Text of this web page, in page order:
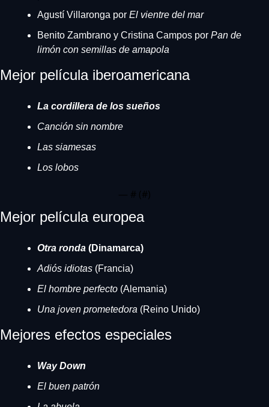
Agustí Villaronga por El vientre del mar
Benito Zambrano y Cristina Campos por Pan de
limón con semillas de amapola
Mejor película iberoamericana
La cordillera de los sueños
Canción sin nombre
Las siamesas
Los lobos
— # (#)
Mejor película europea
Otra ronda (Dinamarca)
Adiós idiotas (Francia)
El hombre perfecto (Alemania)
Una joven prometedora (Reino Unido)
Mejores efectos especiales
Way Down
El buen patrón